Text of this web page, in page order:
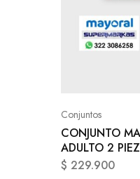
Conjuntos
CONJUNTO
ADULTO 2
$ 229.900